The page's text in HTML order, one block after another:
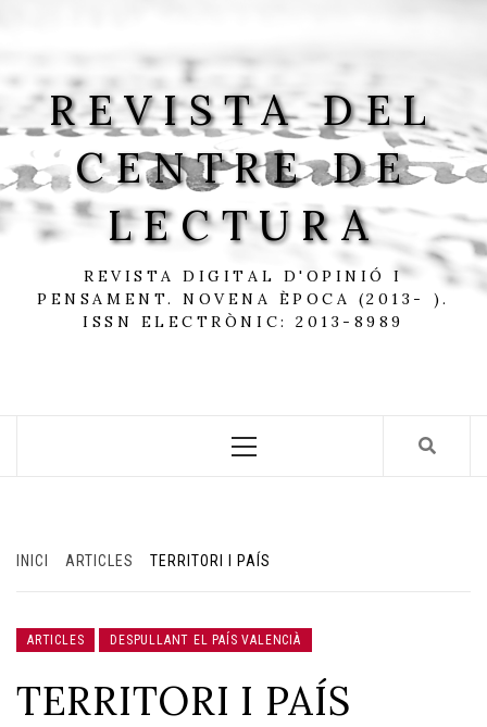
REVISTA DEL
CENTRE DE
LECTURA
REVISTA DIGITAL D'OPINIÓ I
PENSAMENT. NOVENA ÈPOCA (2013- ).
ISSN ELECTRÒNIC: 2013-8989
Menu
INICI ARTICLES TERRITORI I PAÍS
ARTICLES DESPULLANT EL PAÍS VALENCIÀ
TERRITORI I PAÍS